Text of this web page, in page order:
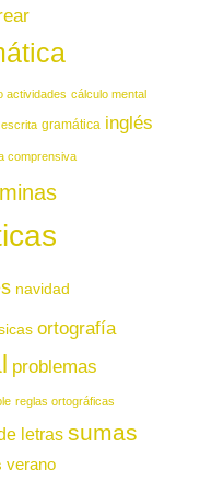
actividades cálculo mental
gramática inglés
comprensiva
navidad
ortografía
problemas
reglas ortográficas
letras sumas
verano